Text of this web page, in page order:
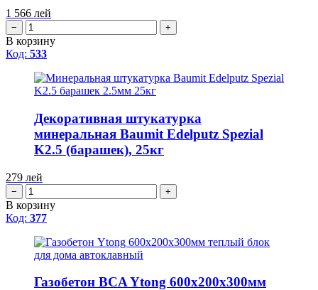
1 566 лей
− +
В корзину
Код: 533
Декоративная штукатурка
минеральная Baumit Edelputz Spezial
K2.5 (барашек), 25кг
279 лей
− +
В корзину
Код: 377
Газобетон BCA Ytong 600x200x300мм